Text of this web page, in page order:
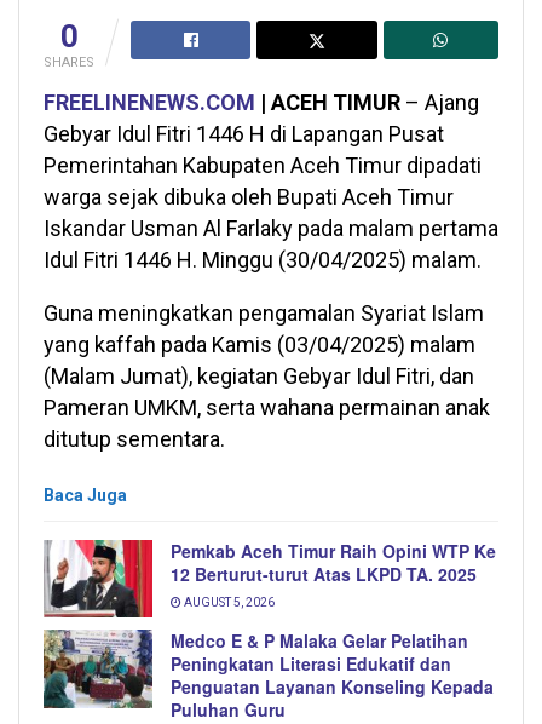
0
SHARES
FREELINENEWS.COM | ACEH TIMUR – Ajang
Gebyar Idul Fitri 1446 H di Lapangan Pusat
Pemerintahan Kabupaten Aceh Timur dipadati
warga sejak dibuka oleh Bupati Aceh Timur
Iskandar Usman Al Farlaky pada malam pertama
Idul Fitri 1446 H. Minggu (30/04/2025) malam.
Guna meningkatkan pengamalan Syariat Islam
yang kaffah pada Kamis (03/04/2025) malam
(Malam Jumat), kegiatan Gebyar Idul Fitri, dan
Pameran UMKM, serta wahana permainan anak
ditutup sementara.
Baca Juga
Pemkab Aceh Timur Raih Opini WTP Ke
12 Berturut-turut Atas LKPD TA. 2025
AUGUST 5, 2026
Medco E & P Malaka Gelar Pelatihan
Peningkatan Literasi Edukatif dan
Penguatan Layanan Konseling Kepada
Puluhan Guru